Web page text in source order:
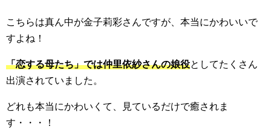
こちらは真ん中が金子莉彩さんですが、本当にかわいいで
すよね！
「恋する母たち」では仲里依紗さんの娘役としてたくさん
出演されていました。
どれも本当にかわいくて、見ているだけで癒されま
す・・・！